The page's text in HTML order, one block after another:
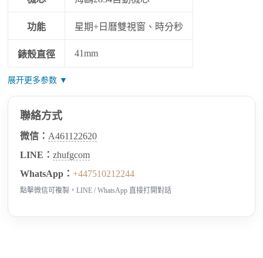
功能 星期+日曆雙視窗、時分秒
錶殼直徑 41mm
展开更多参数 ▼
聯絡方式
微信： A461122620
LINE：zhufgcom
WhatsApp：+447510212244
點擊微信可複製，LINE / WhatsApp 直接打開對話